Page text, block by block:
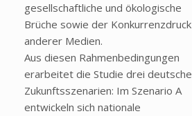
gesellschaftliche und ökologische
Brüche sowie der Konkurrenzdruck
anderer Medien.
Aus diesen Rahmenbedingungen
erarbeitet die Studie drei deutsche
Zukunftsszenarien: Im Szenario A
entwickeln sich nationale